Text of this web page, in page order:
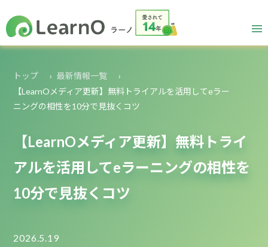
トップ
最新情報一覧
【LearnOメディア更新】無料トライアルを活用してeラー
ニングの相性を10分で見抜くコツ
【LearnOメディア更新】無料トライ
アルを活用してeラーニングの相性を
10分で見抜くコツ
2026.5.19